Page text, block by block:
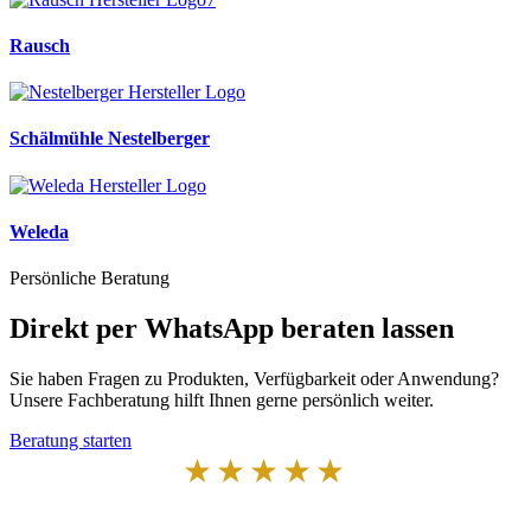
Rausch
Schälmühle Nestelberger
Weleda
Persönliche Beratung
Direkt per WhatsApp beraten lassen
Sie haben Fragen zu Produkten, Verfügbarkeit oder Anwendung?
Unsere Fachberatung hilft Ihnen gerne persönlich weiter.
Beratung starten
★★★★★